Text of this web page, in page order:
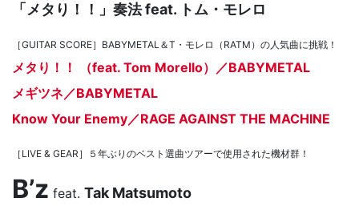
「メタり！！」奏法 feat. トム・モレロ
［GUITAR SCORE］BABYMETAL＆T・モレロ（RATM）の人気曲に挑戦！
メタり！！ （feat. Tom Morello）／BABYMETAL
メギツネ／BABYMETAL
Know Your Enemy／RAGE AGAINST THE MACHINE
［LIVE & GEAR］５年ぶりのベスト選曲ツアーで使用された機材群！
B’z feat. Tak Matsumoto